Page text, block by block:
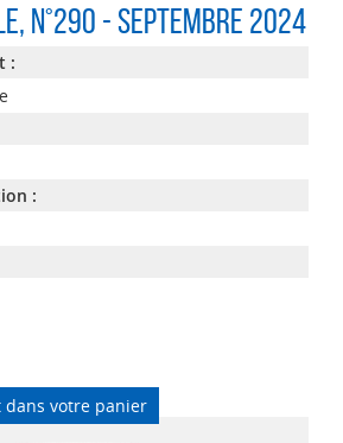
, n°290 - Septembre 2024
:
:
votre panier